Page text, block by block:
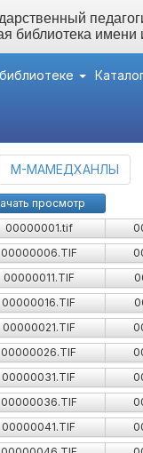
библиотека
М-МАМЕДХАНЛЫ
просмотр
00000001.tif
00000006.TIF
00000011.TIF
00000016.TIF
00000021.TIF
00000026.TIF
00000031.TIF
00000036.TIF
00000041.TIF